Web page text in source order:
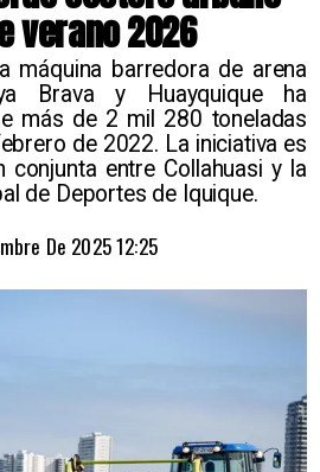
verano 2026
máquina barredora de arena
Brava y Huayquique ha
más de 2 mil 280 toneladas
de 2022. La iniciativa es
entre Collahuasi y la
de Deportes de Iquique.
De 2025 12:25